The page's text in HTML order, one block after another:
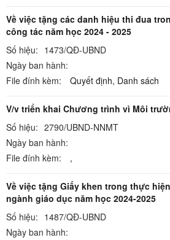
Về việc tặng các danh hiệu thi đua
công tác năm học 2024 - 2025
Số hiệu: 1473/QĐ-UBND
Ngày ban hành:
File đính kèm:
Quyết định, Danh sách
V/v triển khai Chương trình vì Môi
Số hiệu: 2790/UBND-NNMT
Ngày ban hành:
File đính kèm:
,
Về việc tặng Giấy khen trong thực
ngành giáo dục năm học 2024-2025
Số hiệu: 1487/QĐ-UBND
Ngày ban hành: